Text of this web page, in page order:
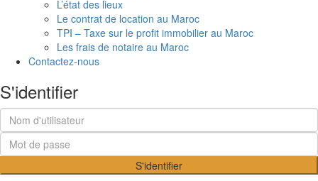
L’état des lieux
Le contrat de location au Maroc
TPI – Taxe sur le profit immobilier au Maroc
Les frais de notaire au Maroc
Contactez-nous
S'identifier
S'identifier